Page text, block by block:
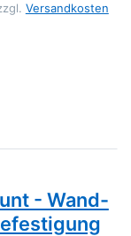
Versandkosten
Produkt liegen
- Wand-